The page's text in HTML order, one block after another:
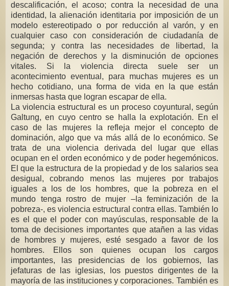
descalificación, el acoso; contra la necesidad de una
identidad, la alienación identitaria por imposición de un
modelo estereotipado o por reducción al varón, y en
cualquier caso con consideración de ciudadanía de
segunda; y contra las necesidades de libertad, la
negación de derechos y la disminución de opciones
vitales. Si la violencia directa suele ser un
acontecimiento eventual, para muchas mujeres es un
hecho cotidiano, una forma de vida en la que están
inmersas hasta que logran escapar de ella.
La violencia estructural es un proceso coyuntural, según
Galtung, en cuyo centro se halla la explotación. En el
caso de las mujeres la refleja mejor el concepto de
dominación, algo que va más allá de lo económico. Se
trata de una violencia derivada del lugar que ellas
ocupan en el orden económico y de poder hegemónicos.
El que la estructura de la propiedad y de los salarios sea
desigual, cobrando menos las mujeres por trabajos
iguales a los de los hombres, que la pobreza en el
mundo tenga rostro de mujer –la feminización de la
pobreza-, es violencia estructural contra ellas. También lo
es el que el poder con mayúsculas, responsable de la
toma de decisiones importantes que atañen a las vidas
de hombres y mujeres, esté sesgado a favor de los
hombres. Ellos son quienes ocupan los cargos
importantes, las presidencias de los gobiernos, las
jefaturas de las iglesias, los puestos dirigentes de la
mayoría de las instituciones y corporaciones. También es